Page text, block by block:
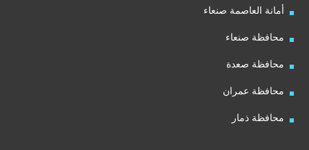
أمانة العاصمة صنعاء
محافظة صنعاء
محافظة صعدة
محافظة عمران
محافظة ذمار